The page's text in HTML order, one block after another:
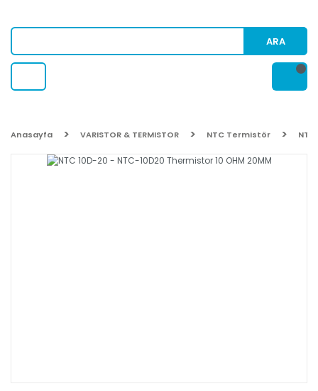
ARA
Anasayfa VARISTOR & TERMISTOR NTC Termistör